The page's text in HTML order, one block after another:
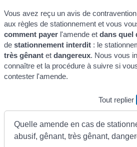
Vous avez reçu un avis de
aux règles de stationnement et vous
comment payer l'amende et dans quel
destationnement interdit : le
très gênant etdangereux. Nous vous
connaître et la procédure à suivre si
contester l'amende.
Tout replier
Quelle amende en cas de
abusif, gênant, très gênant,